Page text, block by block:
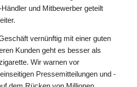
und Mitbewerber geteilt
vernünftig mit einer guten
Kunden geht es besser als
Wir warnen vor
Pressemitteilungen und -